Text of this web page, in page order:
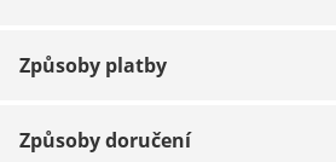
Platba
Navrácení zboží
Práce
Způsoby platby
Způsoby doručení